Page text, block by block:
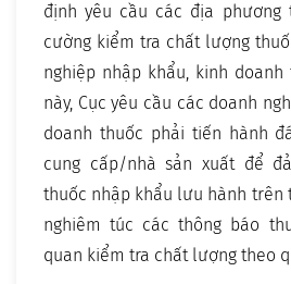
định yêu cầu các địa phương
cường kiểm tra chất lượng
nghiệp nhập khẩu, kinh doanh
này, Cục yêu cầu các doanh
doanh thuốc phải tiến hành
cung cấp/nhà sản xuất để
thuốc nhập khẩu lưu hành trên
nghiêm túc các thông báo
quan kiểm tra chất lượng theo